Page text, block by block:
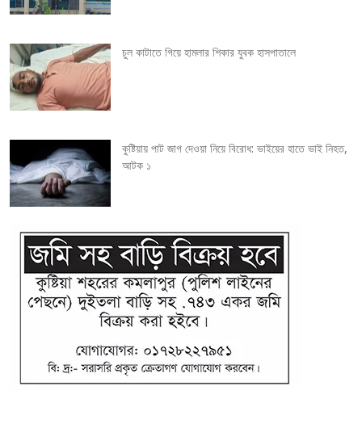
i
o
n
চুল কাটাতে গিয়ে হামলার শিকার যুবক হাসপাতালে
কুষ্টিয়ায় পাট জাগ দেওয়া নিয়ে বিরোধ: ভাইয়ের হাতে ভাই নিহত,
আটক ১